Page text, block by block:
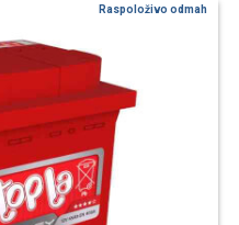
Raspoloživo odmah